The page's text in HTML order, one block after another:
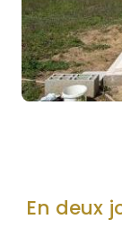
En deux